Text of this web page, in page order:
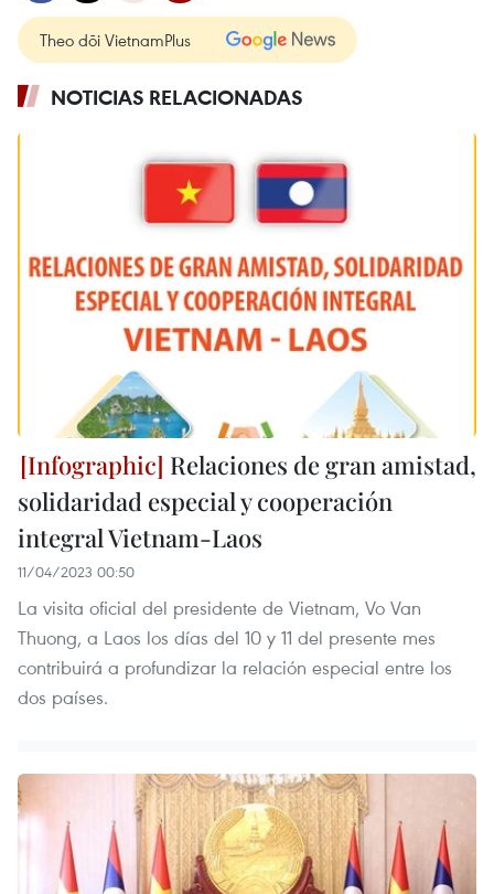
Theo dõi VietnamPlus
NOTICIAS RELACIONADAS
Relaciones de gran amistad,
solidaridad especial y cooperación
integral Vietnam-Laos
11/04/2023 00:50
La visita oficial del presidente de Vietnam, Vo Van
Thuong, a Laos los días del 10 y 11 del presente mes
contribuirá a profundizar la relación especial entre los
dos países.